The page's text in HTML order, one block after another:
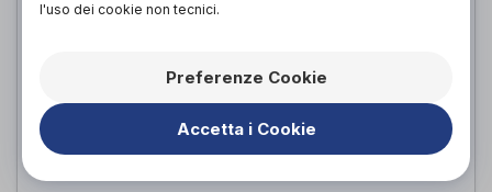
PROVA E ACQUISTA IN NEGOZIO DA72,00€
l'uso dei cookie non tecnici.
Preferenze Cookie
Accetta i Cookie